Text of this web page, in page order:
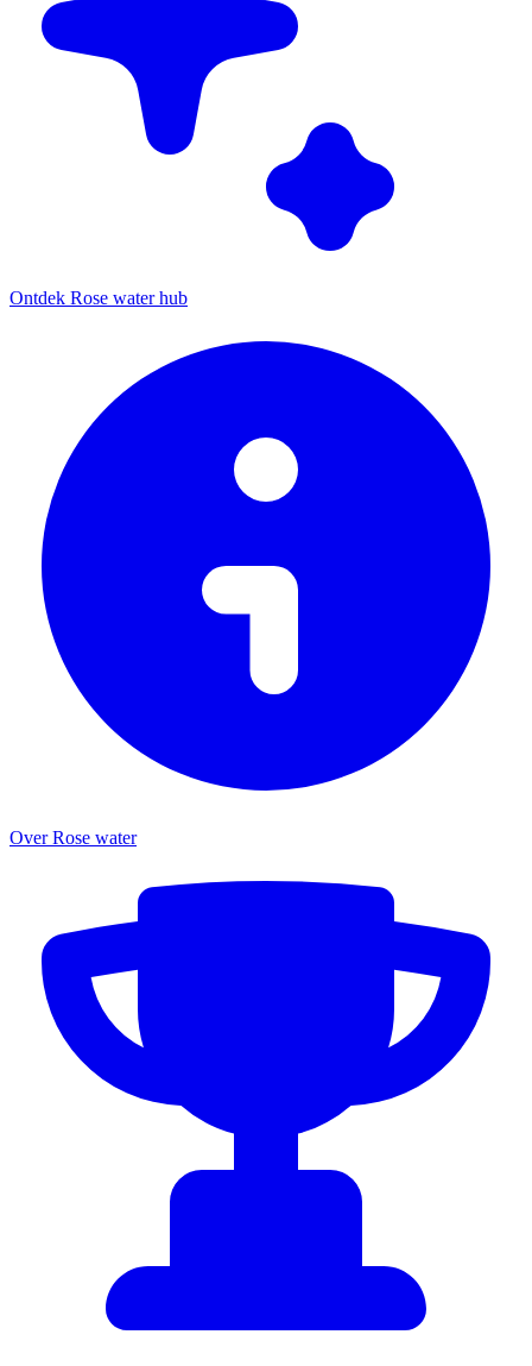
Ontdek Rose water hub
Over Rose water